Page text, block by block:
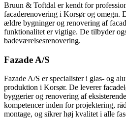
Bruun & Toftdal er kendt for
facaderenovering i Korsør og omegn.
ældre bygninger og renovering af
funktionalitet er vigtige. De tilbyder
badeværelsesrenovering.
Fazade A/S
Fazade A/S er specialister i glas- og
produktion i Korsør. De leverer
byggerier og renovering af
kompetencer inden for projektering,
montage, og sikrer høj kvalitet i alle